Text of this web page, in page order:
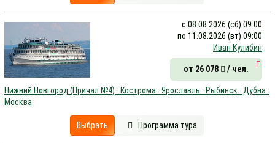
с 08.08.2026 (сб) 09:00
по 11.08.2026 (вт) 09:00
Иван Кулибин
от 26 078 / чел.
Нижний Новгород (Причал №4) · Кострома · Ярославль · Рыбинск · Дубна ·
Москва
Выбрать Программа тура